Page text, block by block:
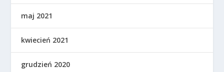
maj 2021
kwiecień 2021
grudzień 2020